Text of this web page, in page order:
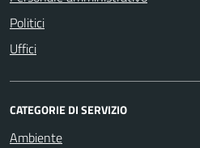
Politici
Uffici
CATEGORIE DI SERVIZIO
Ambiente